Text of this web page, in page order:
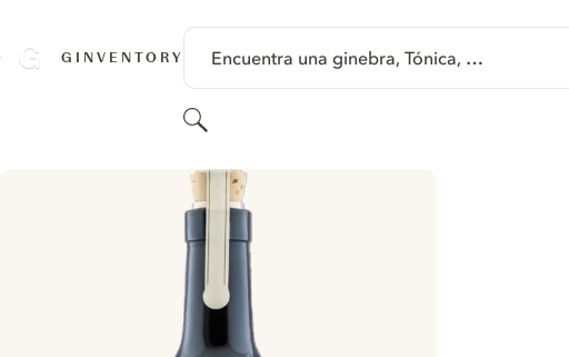
GINVENTORY Encuentra una ginebra, Tónica, …
Buscar